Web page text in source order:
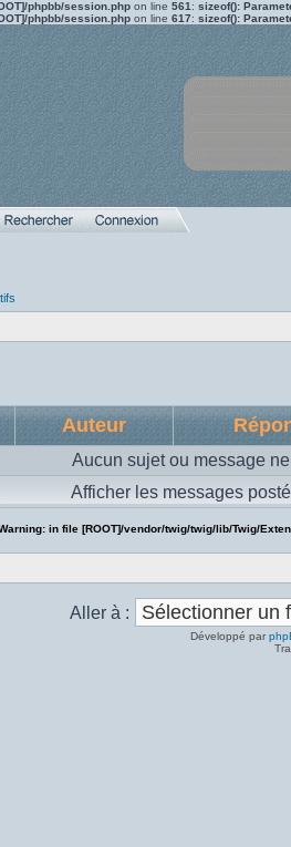
phpbb/session.php on line 561 : sizeof():
phpbb/session.php on line 617: sizeof():
Auteur
Aucun sujet ou message
Afficher les messages
: in file [ROOT]/vendor/twig/twig/lib/Twig/
Aller à :
Développé par